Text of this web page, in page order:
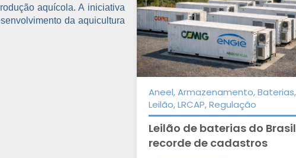
aquícola. A iniciativa
da aquicultura
Aneel, Armazenamento, Baterias,
Leilão, LRCAP, Regulação
Leilão de baterias do
recorde de cadastros